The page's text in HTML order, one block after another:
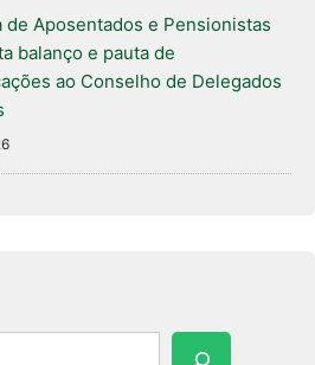
de Aposentados e Pensionistas
balanço e pauta de
ao Conselho de Delegados